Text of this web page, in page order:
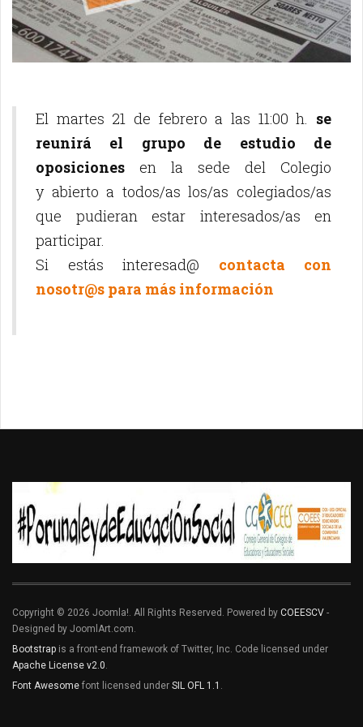
El martes 21 de febrero a las 11:00 h. se
reunirá el grupo de estudio de
oposiciones en la sede del Colegio
y abierto a todos/as los/as colegiados/as
que pudieran estar interesados/as en
participar.
Si estás interesad@ contacta con
nosotr@s para más información
Copyright © 2026 Joomla!. All Rights Reserved. Powered by COEESCV -
Designed by JoomlArt.com.
Bootstrap is a front-end framework of Twitter, Inc. Code licensed under
Apache License v2.0
Font Awesome font licensed under SIL OFL 1.1